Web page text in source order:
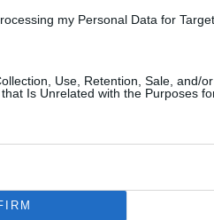
my Personal Data for
Use, Retention, Sale, and/
Is Unrelated with the Purposes